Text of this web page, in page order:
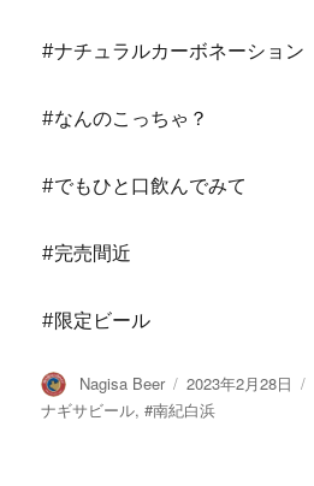
#ナチュラルカーボネーション
#なんのこっちゃ？
#でもひと口飲んでみて
#完売間近
#限定ビール
投
稿
Nagisa Beer
投
稿
2023年2月28日
ナギサビール,#南紀白浜